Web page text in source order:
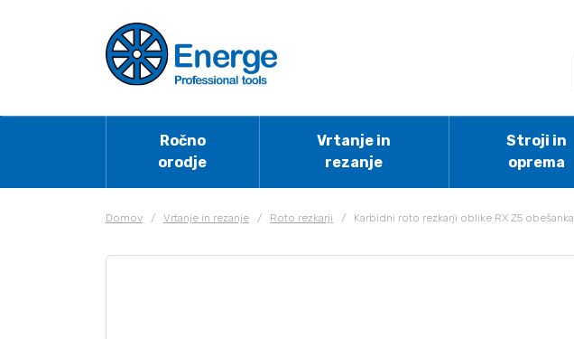
Ročno
orodje
Vrtanje in
rezanje
Stroji in
oprema
Domov / Vrtanje in rezanje / Roto rezkarji / Karbidni roto rezkarji oblike RX Z5 obešanka